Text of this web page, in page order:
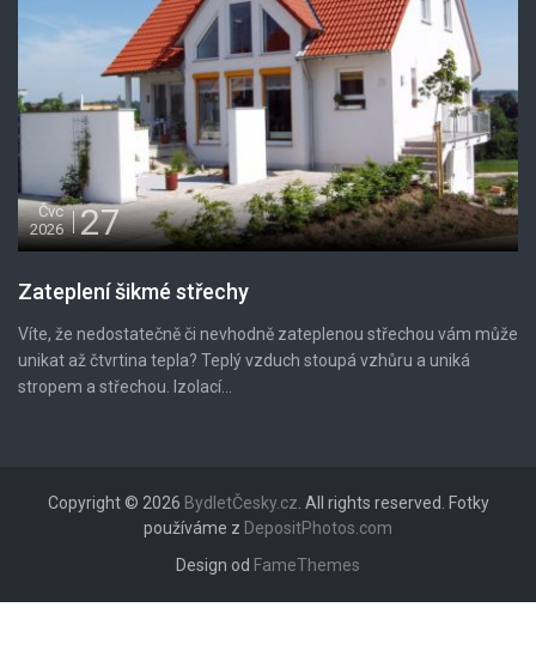
Čvc
2026
27
Zateplení šikmé střechy
Víte, že nedostatečně či nevhodně zateplenou střechou vám může
unikat až čtvrtina tepla? Teplý vzduch stoupá vzhůru a uniká
stropem a střechou. Izolací...
Copyright © 2026 BydletČesky.cz . All rights reserved. Fotky
používáme z DepositPhotos.com
Design od FameThemes